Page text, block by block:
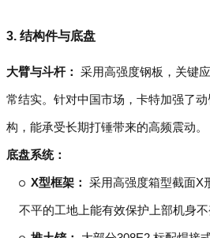
3. 结构件与底盘
大臂与斗杆： 采用高强度钢板，关键
常结实。针对中国市场，卡特加强了
构，能承受长期打锤带来的高频震动。
底盘系统：
X型框架： 采用高强度箱型截面X
不平的工地上能有效保护上部机身不